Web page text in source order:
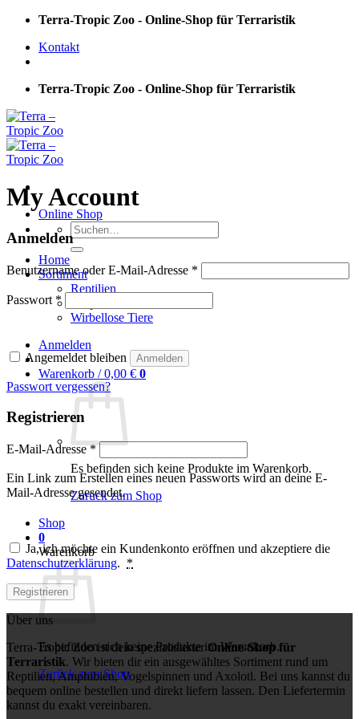
Skip
content
Terra-Tropic Zoo - Online-Shop für Terraristik
Kontakt
Terra-Tropic Zoo - Online-Shop für Terraristik
Online Shop
Suchen
nach:
Home
Sortiment
Reptilien
Wirbellose Tiere
Anmelden
Warenkorb /0,00 € 0
Es befinden sich keine Produkte im Warenkorb.
Zurück zum Shop
Shop
0
Warenkorb
Es befinden sich keine Produkte im Warenkorb.
Zurück zum Shop
My Account
Anmelden
Benutzername oder E-Mail-Adresse *
Passwort *
Angemeldet bleiben Anmelden
Passwort vergessen?
Registrieren
E-Mail-Adresse*Erforderlich
Ein Link zum Erstellen eines neuen Passworts wird an deine E-
Mail-Adresse gesendet.
Ja, ich möchte ein Kundenkonto eröffnen und akzeptiere die
Datenschutzerklärung. *
Registrieren
Über uns
Terra-Tropic Zoo ist dein spezialisierterOnline-Shop für
Terraristik. Wir bieten dir ein ausgewähltes Sortiment rund um
Reptilien, Amphibien, Vogelspinnen und Axolotl. Bei uns kannst du
bequem online bestellen und direkt liefern lassen. Den Liefertermin
kannst du exakt vereinbaren.